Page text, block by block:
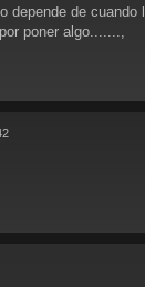
depende de cuando
poner algo.......,